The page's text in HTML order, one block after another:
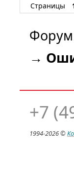
Страницы
Форум
→
+7
1994-2026 ©